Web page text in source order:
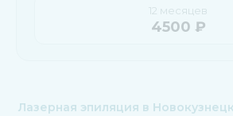
12 месяцев
4500 ₽
Лазерная эпиляция в